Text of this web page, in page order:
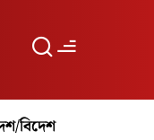
বিদেশ